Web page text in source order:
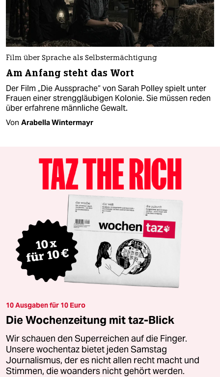
Film über Sprache als Selbstermächtigung
Am Anfang steht das Wort
Der Film „Die Aussprache“ von Sarah Polley spielt unter
Frauen einer strenggläubigen Kolonie. Sie müssen reden
über erfahrene männliche Gewalt.
Von Arabella Wintermayr
10 Ausgaben für 10 Euro
Die Wochenzeitung mit taz-Blick
Wir schauen den Superreichen auf die Finger.
Unsere wochentaz bietet jeden Samstag
Journalismus, der es nicht allen recht macht und
Stimmen, die woanders nicht gehört werden.